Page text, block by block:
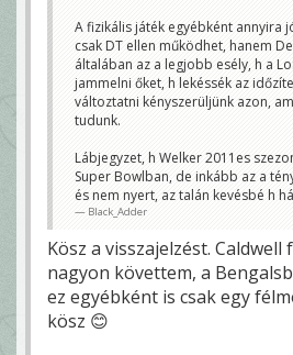
A fizikális játék egyébként annyira
csak DT ellen működhet, hanem
általában az a legjobb esély, h a
jammelni őket, h lekéssék az
változtatni kényszerüljünk azon,
tudunk.
Lábjegyzet, h Welker 2011es
Super Bowlban, de inkább az a
és nem nyert, az talán kevésbé h
Black_Adder
Kösz a visszajelzést. Caldwell
nagyon követtem, a
ez egyébként is csak egy
kösz 😊